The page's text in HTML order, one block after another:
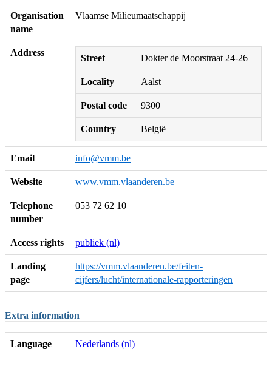
Organisation
name
Vlaamse Milieumaatschappij
Address
Street Dokter de Moorstraat 24-26
Locality Aalst
Postal code 9300
Country België
Email info@vmm.be
Website www.vmm.vlaanderen.be
Telephone
number
053 72 62 10
Access rights publiek (nl)
Landing
page
https://vmm.vlaanderen.be/feiten-
cijfers/lucht/internationale-rapporteringen
Extra information
Language Nederlands (nl)